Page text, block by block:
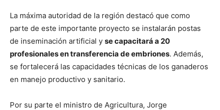
La máxima autoridad de la región destacó que como
parte de este importante proyecto se instalarán postas
de inseminación artificial y se capacitará a 20
profesionales en transferencia de embriones. Además,
se fortalecerá las capacidades técnicas de los ganaderos
en manejo productivo y sanitario.
Por su parte el ministro de Agricultura, Jorge